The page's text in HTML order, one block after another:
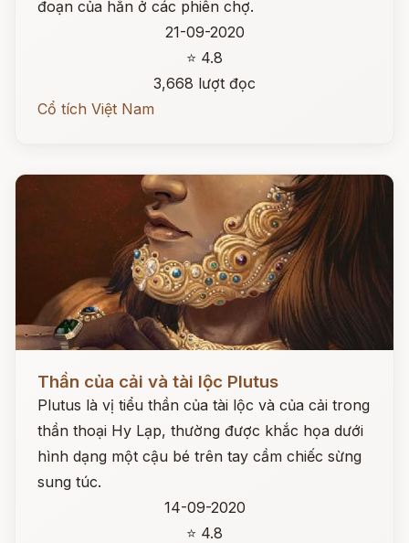
đoạn của hắn ở các phiên chợ.
21-09-2020
⭐ 4.8
3,668 lượt đọc
Cổ tích Việt Nam
Đọc ngay
Thần của cải và tài lộc Plutus
Plutus là vị tiểu thần của tài lộc và của cải trong
thần thoại Hy Lạp, thường được khắc họa dưới
hình dạng một cậu bé trên tay cầm chiếc sừng
sung túc.
14-09-2020
⭐ 4.8